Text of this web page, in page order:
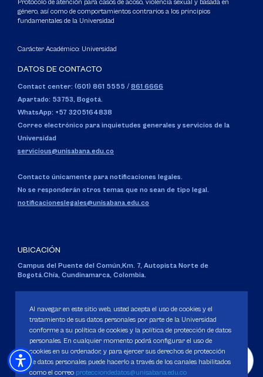
Protocolo de atención para casos de acoso, violencia sexual y basada en
género, así como de comportamientos contrarios a los principios
fundamentales de la Universidad
Carácter Académico: Universidad
DATOS DE CONTACTO
Contact center: (601) 861 5555 / 861 6666
Apartado: 53753, Bogotá.
WhatsApp: +57 3205164838
Correo electrónico para inquietudes generales y servicios de la
Universidad
servicious@unisabana.edu.co
Contacto únicamente para notificaciones legales.
No se responderán otros temas que no sean de tipo legal.
notificacioneslegales@unisabana.edu.co
UBICACIÓN
Campus del Puente del Común,Km. 7, Autopista Norte de
Bogotá.Chía, Cundinamarca, Colombia.
Personería Jurídica:Resolución 130 del 14 de enero de 1980.
Ministerio de Educación Nacional.
Al navegar en este sitio web, usted acepta el uso de cookies y el
tratamiento de sus datos personales por parte de la Universidad
conforme a su política de cookies y la política de protección de datos
personales. En cualquier momento podrá configurar el uso de
cookies en su ordenador, y para ejercer sus derechos de protección
de datos personales puede hacerlo a través de los canales habilitados
como el correo protecciondedatos@unisabana.edu.co